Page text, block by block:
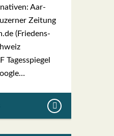
Aar­
Zei­tung
(Frie­dens­
Tages­spie­gel